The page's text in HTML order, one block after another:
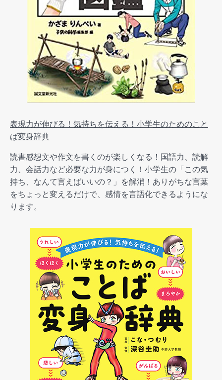
表現力が伸びる！気持ちを伝える！小学生のためのこと
ば変身辞典
読書感想文や作文を書くのが楽しくなる！国語力、読解
力、会話力など必要な力が身につく！小学生の「この気
持ち、なんて言えばいいの？」を解消！ありがちな言葉
をちょっと変えるだけで、感情を言語化できるようにな
ります。